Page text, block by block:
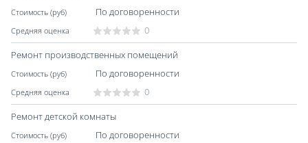
По договоренности
0
Ремонт производственных помещений
По договоренности
0
Ремонт детской комнаты
По договоренности